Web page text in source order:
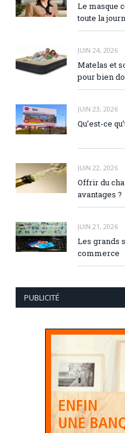
Le masque
toute la
JUIN 24, 2026
Matelas et
pour bien
JUIN 23, 2026
Qu’est-ce
JUIN 22, 2026
Offrir du
avantages ?
JUIN 21, 2026
Les grands
commerce
PUBLICITÉ